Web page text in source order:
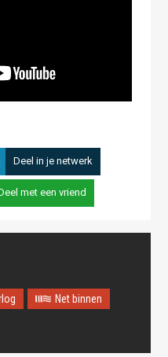
Deel in je netwerk
met een vriend
Net binnen